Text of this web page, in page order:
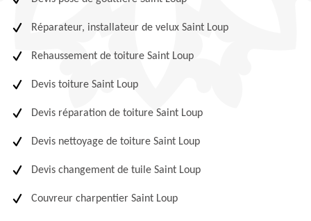
Réparateur, installateur de velux Saint Loup
Rehaussement de toiture Saint Loup
Devis toiture Saint Loup
Devis réparation de toiture Saint Loup
Devis nettoyage de toiture Saint Loup
Devis changement de tuile Saint Loup
Couvreur charpentier Saint Loup